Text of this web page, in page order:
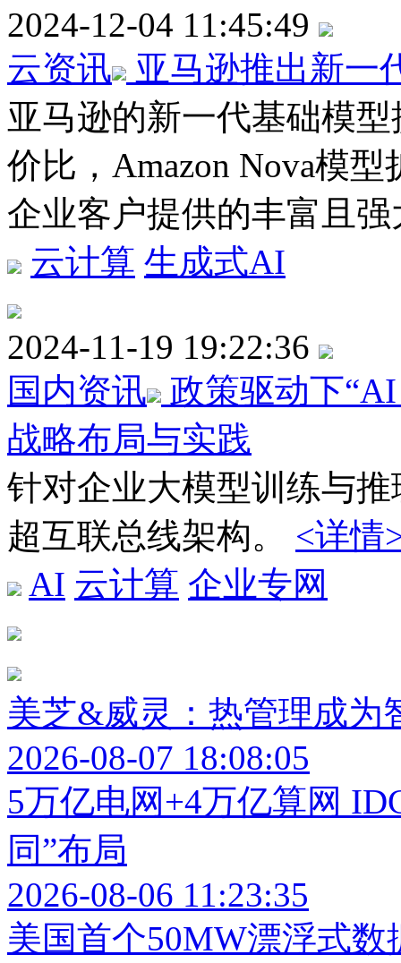
2024-12-04 11:45:49
云资讯
亚马逊推出新一
亚马逊的新一代基础模
价比，Amazon Nova模
企业客户提供的丰富且
云计算 生成式AI
2024-11-19 19:22:36
国内资讯
政策驱动下
战略布局与实践
针对企业大模型训练与
超互联总线架构。
<详情
AI 云计算 企业专网
美芝&威灵：热管理成为
2026-08-07 18:08:05
5万亿电网+4万亿算网
同”布局
2026-08-06 11:23:35
美国首个50MW漂浮式数